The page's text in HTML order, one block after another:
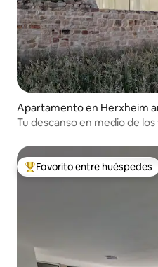
Apartamento en Herxheim
Tu descanso en medio de
Favorito entre huéspedes
Favorito entre huéspedes